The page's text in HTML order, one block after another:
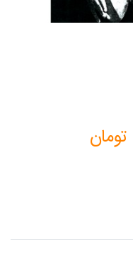
تومان